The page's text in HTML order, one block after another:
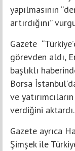
yapılmasının
artırdığını”
Gazete
görevden aldı,
başlıklı
Borsa
ve
verdiğini aktardı.
Gazete ayrıca
Şimşek ile